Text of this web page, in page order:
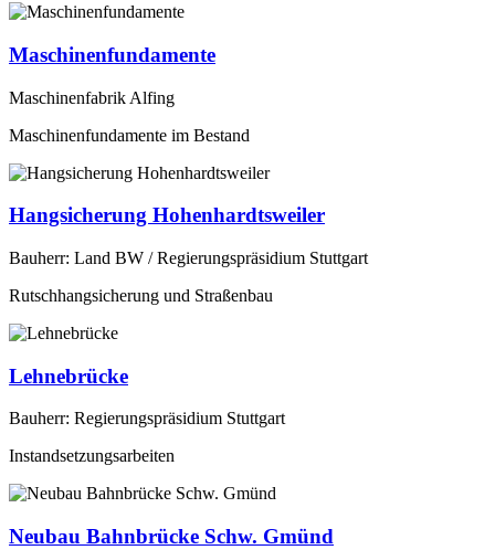
Maschinenfundamente
Maschinenfabrik Alfing
Maschinenfundamente im Bestand
Hangsicherung Hohenhardtsweiler
Bauherr: Land BW / Regierungspräsidium Stuttgart
Rutschhangsicherung und Straßenbau
Lehnebrücke
Bauherr: Regierungspräsidium Stuttgart
Instandsetzungsarbeiten
Neubau Bahnbrücke Schw. Gmünd